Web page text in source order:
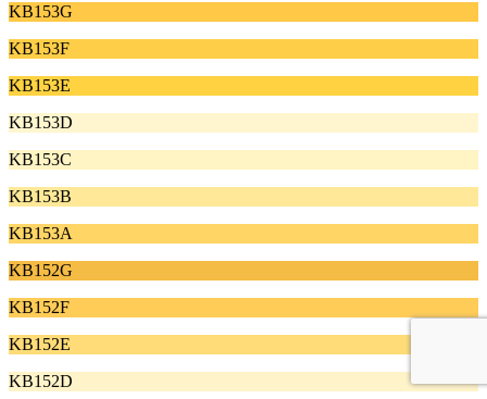
KB153G
KB153F
KB153E
KB153D
KB153C
KB153B
KB153A
KB152G
KB152F
KB152E
KB152D